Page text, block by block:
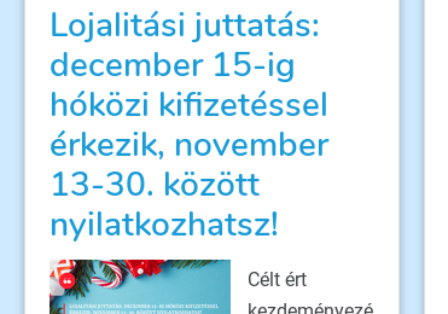
Lojalitási juttatás:
december 15-ig
hóközi kifizetéssel
érkezik, november
13-30. között
nyilatkozhatsz!
Célt ért